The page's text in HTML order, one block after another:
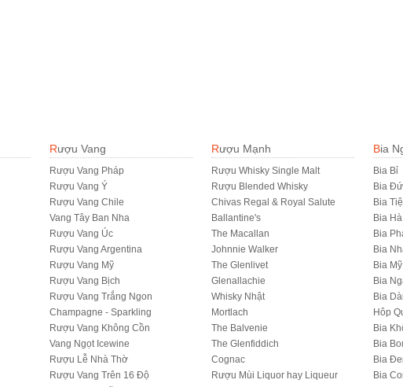
Rượu Vang
Rượu Vang Pháp
Rượu Vang Ý
Rượu Vang Chile
Vang Tây Ban Nha
Rượu Vang Úc
Rượu Vang Argentina
Rượu Vang Mỹ
Rượu Vang Bịch
Rượu Vang Trắng Ngon
Champagne - Sparkling
Rượu Vang Không Cồn
Vang Ngọt Icewine
Rượu Lễ Nhà Thờ
Rượu Vang Trên 16 Độ
Rượu Mạnh
Rượu Whisky Single Malt
Rượu Blended Whisky
Chivas Regal & Royal Salute
Ballantine's
The Macallan
Johnnie Walker
The Glenlivet
Glenallachie
Whisky Nhật
Mortlach
The Balvenie
The Glenfiddich
Cognac
Rượu Mùi Liquor hay Liqueur
Bia
Bia Bỉ
Bia
Bia
Bia
Bia
Bia
Bia Mỹ
Bia
Bia
Hôp
Bia
Bia
Bia
Bia